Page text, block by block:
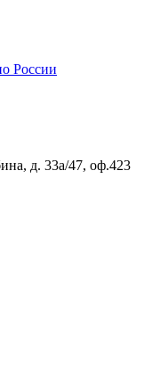
России
д. 33а/47, оф.423